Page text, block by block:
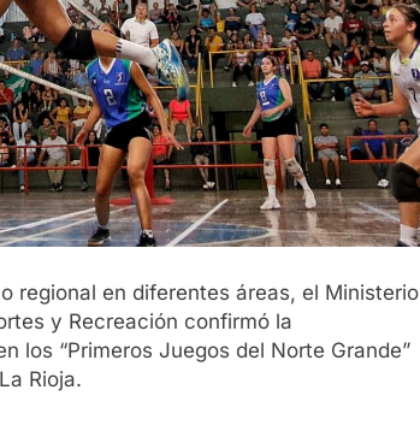
regional en diferentes áreas, el Ministerio
y Recreación confirmó la
los “Primeros Juegos del Norte Grande”
Rioja.